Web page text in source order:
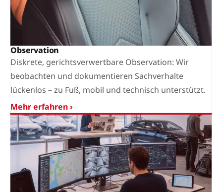
Observation
Diskrete, gerichtsverwertbare Observation: Wir
beobachten und dokumentieren Sachverhalte
lückenlos – zu Fuß, mobil und technisch unterstützt.
Mehr erfahren ›